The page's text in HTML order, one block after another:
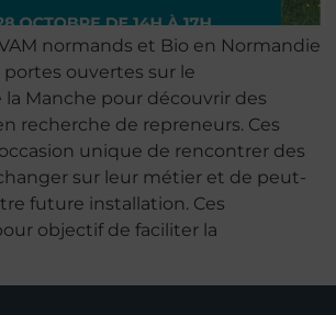
normands et Bio en Normandie
ouvertes sur le
Manche pour découvrir des
recherche de repreneurs. Ces
unique de rencontrer des
sur leur métier et de peut-
future installation. Ces
objectif de faciliter la